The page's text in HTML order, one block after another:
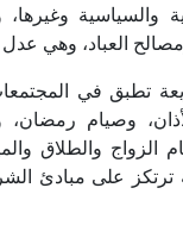
والسياسية
العباد، وهي
تطبق في
وصيام رمضان،
والطلاق
ترتكز على مبادئ